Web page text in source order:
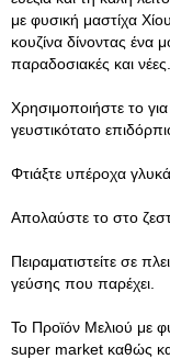
με φυσική μαστίχα
κουζίνα δίνοντας ένα
παραδοσιακές και νέες.
Χρησιμοποιήστε το για
γευστικότατο
Φτιάξτε υπέροχα
Απολαύστε το στο
Πειραματιστείτε σε
γεύσης που παρέχει.
Το Προϊόν Μελιού με
super market καθώς